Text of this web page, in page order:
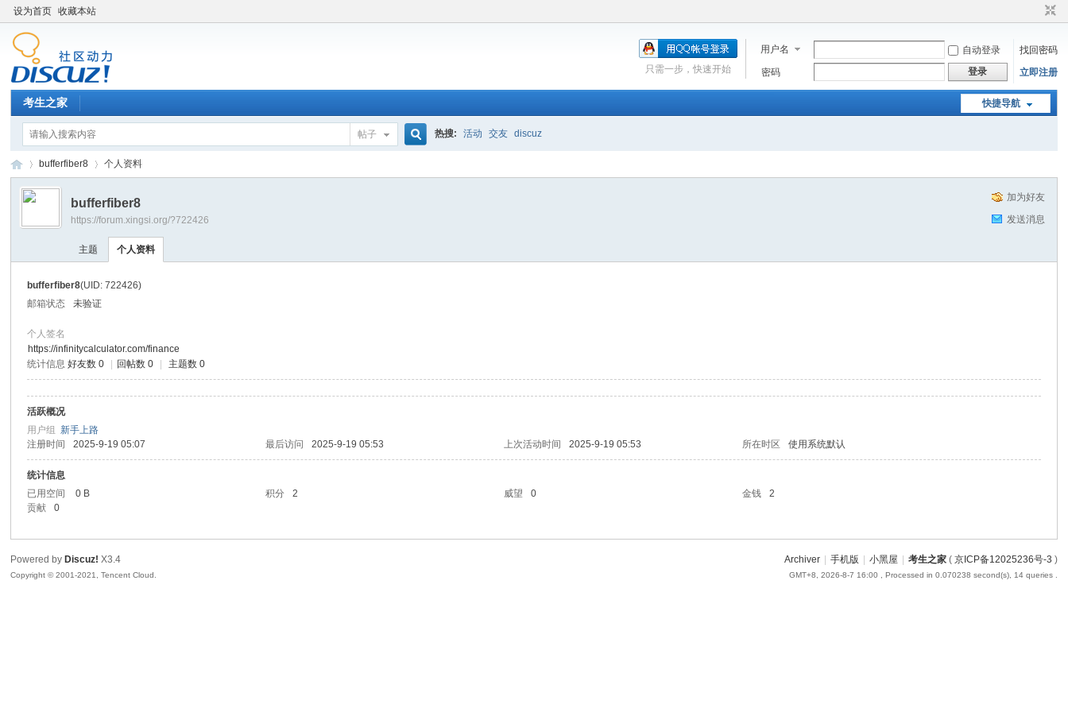
设为首页 收藏本站
用户名 自动登录
找回密码
密码
登录 立即注册
只需一步，快速开始
快捷导航
考生之家
帖子 热搜: 活动 交友 discuz
›
bufferfiber8 个人资料
加为好友
发送消息
bufferfiber8
https://forum.xingsi.org/?722426
主题 个人资料
bufferfiber8(UID: 722426)
邮箱状态
未验证
个人签名
https://infinitycalculator.com/finance
统计信息 好友数 0 回帖数 0 主题数 0
活跃概况
用户组新手上路
注册时间
2025-9-19 05:07 最后访问 2025-9-19 05:53 上次活动时间 2025-9-19 05:53 所在时区 使用系统默认
统计信息
已用空间
0 B 积分 2 威望 0 金钱
2
贡献
0
Archiver 手机版 小黑屋 考生之家( 京ICP备12025236号-3 )
GMT+8, 2026-8-7 16:00 , Processed in 0.070238 second(s), 14 queries .
Powered by Discuz! X3.4
Copyright © 2001-2021, Tencent Cloud.